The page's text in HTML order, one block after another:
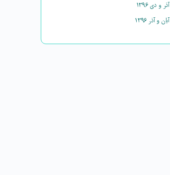
آذر و دی ۱۳۹۶
آبان و آذر ۱۳۹۶